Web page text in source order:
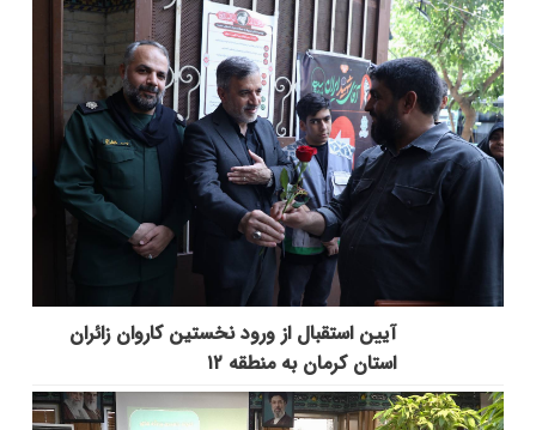
آیین استقبال از ورود نخستین کاروان زائران
استان کرمان به منطقه ۱۲